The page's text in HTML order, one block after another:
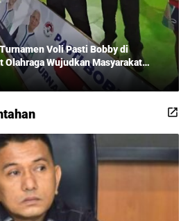
Voli Pasti Bobby di
Olahraga Wujudkan Masyarakat
dan Ribuan Penonton!